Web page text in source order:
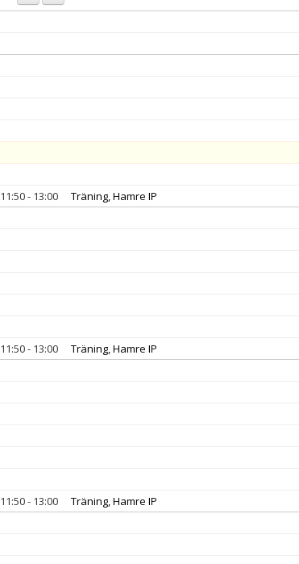
11:50 - 13:00 Träning, Hamre IP
11:50 - 13:00 Träning, Hamre IP
11:50 - 13:00 Träning, Hamre IP